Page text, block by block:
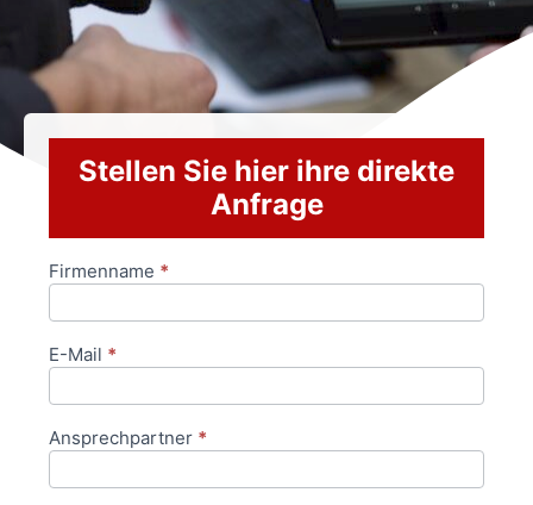
Stellen Sie hier ihre direkte
Anfrage
Anfrageformular
Firmenname *
E-Mail *
Ansprechpartner *